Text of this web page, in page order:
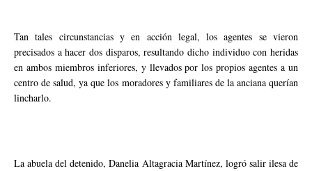
Tan tales circunstancias y en acción legal, los agentes se vieron
precisados a hacer dos disparos, resultando dicho individuo con heridas
en ambos miembros inferiores, y llevados por los propios agentes a un
centro de salud, ya que los moradores y familiares de la anciana querían
lincharlo.
La abuela del detenido, Danelia Altagracia Martínez, logró salir ilesa de